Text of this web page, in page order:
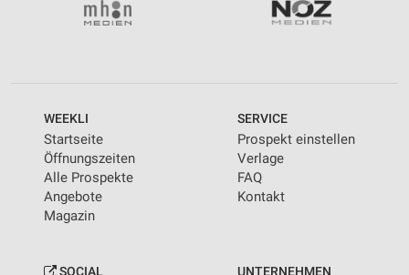
WEEKLI
Startseite
Öffnungszeiten
Alle Prospekte
Angebote
Magazin
SERVICE
Prospekt einstellen
Verlage
FAQ
Kontakt
SOCIAL UNTERNEHMEN